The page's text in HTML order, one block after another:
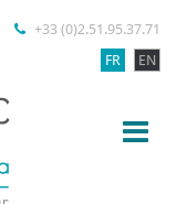
+33 (0)2.51.95.37.71
FR
EN